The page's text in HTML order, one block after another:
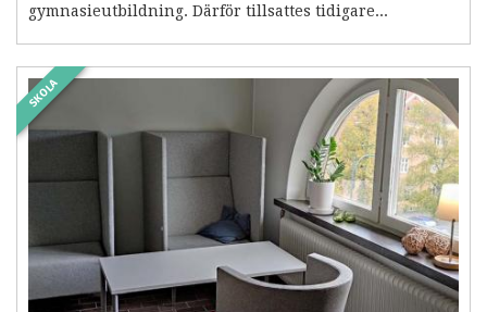
gymnasieutbildning. Därför tillsattes tidigare...
SKOLA